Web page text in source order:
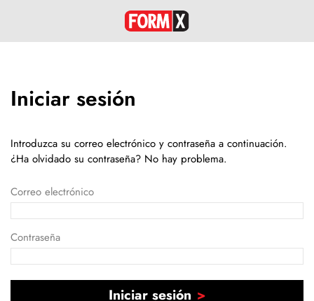
Iniciar sesión
Introduzca su correo electrónico y contraseña a continuación.
¿Ha olvidado su contraseña? No hay problema.
Correo electrónico
Contraseña
Iniciar sesión